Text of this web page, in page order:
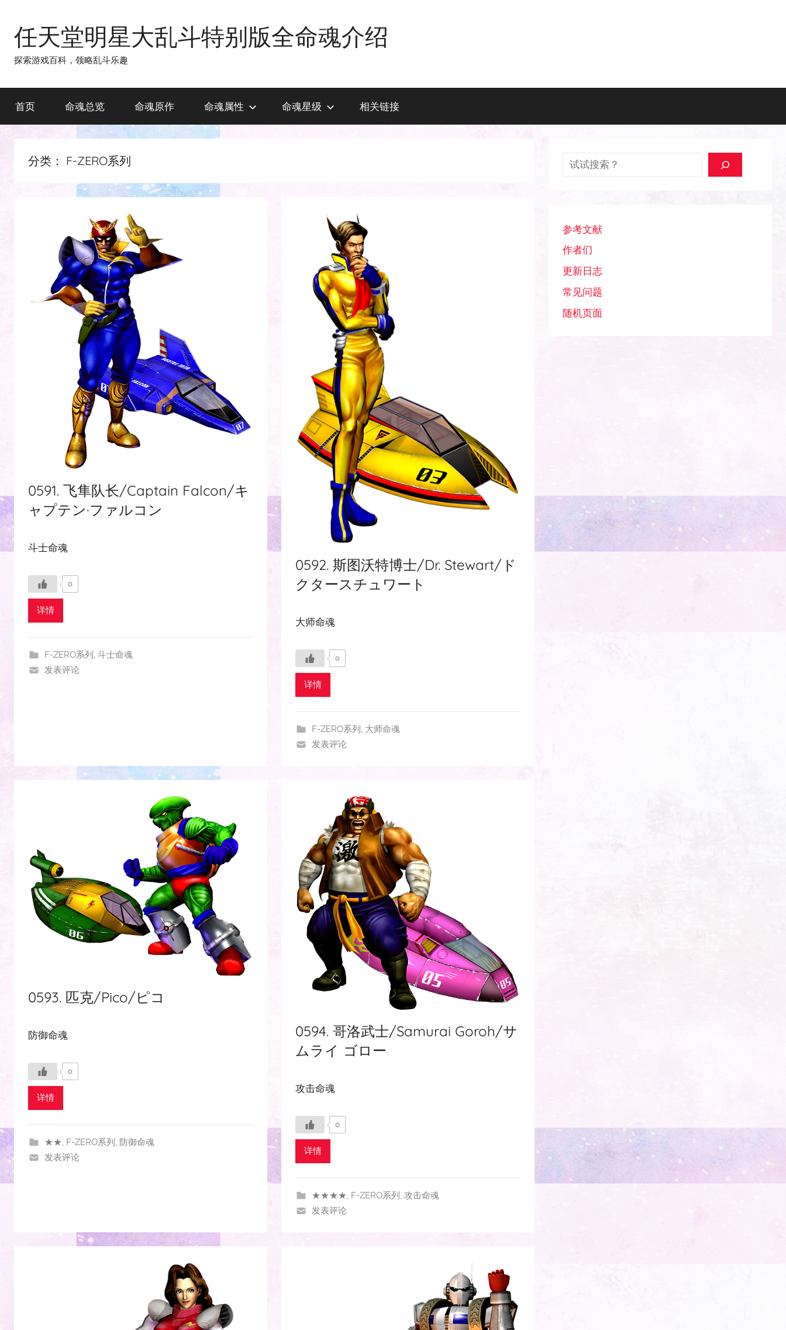
任天堂明星大乱斗特别版全命魂介绍
探索游戏百科，领略乱斗乐趣
首页 命魂总览 命魂原作 命魂属性 命魂星级 相关链接
分类： F-ZERO系列
0591. 飞隼队长/Captain Falcon/キ
ャプテン·ファルコン
斗士命魂
0
详情
F-ZERO系列 , 斗士命魂
发表评论
0592. 斯图沃特博士/Dr. Stewart/ド
クタースチュワート
大师命魂
0
详情
F-ZERO系列 , 大师命魂
发表评论
0593. 匹克/Pico/ピコ
防御命魂
0
详情
★★, F-ZERO系列 , 防御命魂
发表评论
0594. 哥洛武士/Samurai Goroh/サ
ムライ ゴロー
攻击命魂
0
详情
★★★★, F-ZERO系列 , 攻击命魂
发表评论
搜索
参考文献
作者们
更新日志
常见问题
随机页面